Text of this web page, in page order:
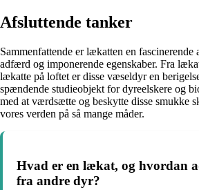
Afsluttende tanker
Sammenfattende er lækatten en fascinerende
adfærd og imponerende egenskaber. Fra
lækatte på loftet er disse væseldyr en
spændende studieobjekt for dyreelskere og
med at værdsætte og beskytte disse smukke
vores verden på så mange måder.
Hvad er en lækat, og hvordan
fra andre dyr?